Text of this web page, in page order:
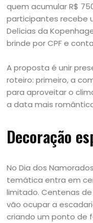
quem acumular R$
participantes recebe
Delícias da
brinde por CPF e
A proposta é unir
roteiro: primeiro, a
para aproveitar o
a data mais
Decoração
No Dia dos
temática entra em
limitado. Centenas
vão ocupar a
criando um ponto de